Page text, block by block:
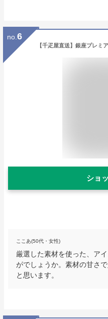
no. 6
ショ
ここあ(50代・女性)
厳選した素材を使った、ア
がでしょうか。素材の甘さ
と思います。